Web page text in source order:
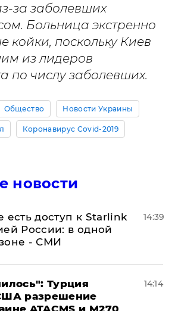
за заболевших
Больница экстренно
койки, поскольку Киев
из лидеров
по числу заболевших.
Общество Новости Украины
Коронавирус Covid-2019
новости
доступ к Starlink
России: в одной
- СМИ
14:39
Турция
разрешение
ATACMS и M270
14:14